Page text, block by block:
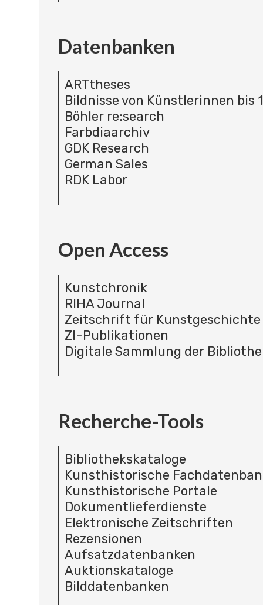
Datenbanken
ARTtheses
Bildnisse von Künstlerinnen bis
Böhler re:search
Farbdiaarchiv
GDK Research
German Sales
RDK Labor
Open Access
Kunstchronik
RIHA Journal
Zeitschrift für Kunstgeschichte
ZI-Publikationen
Digitale Sammlung der
Recherche-Tools
Bibliothekskataloge
Kunsthistorische
Kunsthistorische Portale
Dokumentlieferdienste
Elektronische Zeitschriften
Rezensionen
Aufsatzdatenbanken
Auktionskataloge
Bilddatenbanken